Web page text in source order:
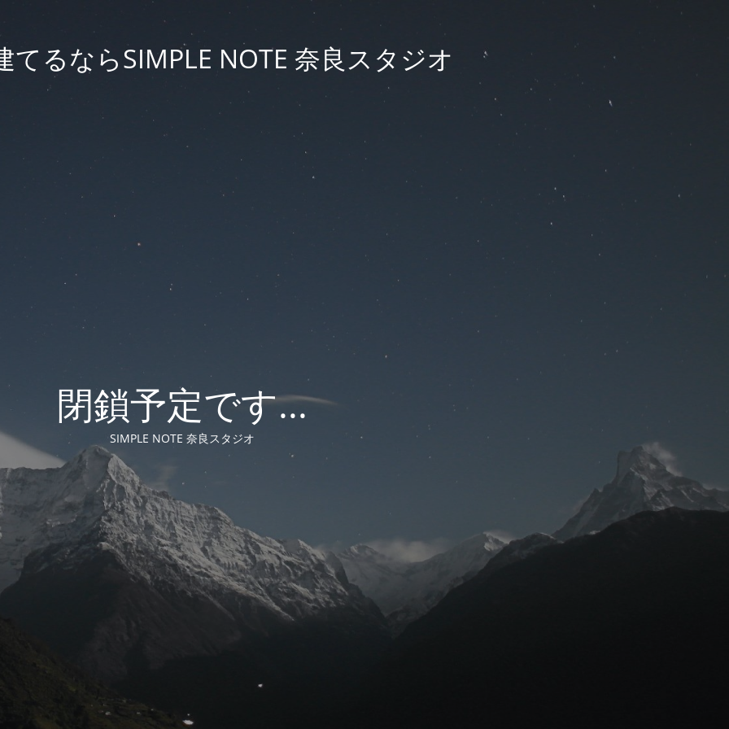
てるならSIMPLE NOTE 奈良スタジオ
閉鎖予定です...
SIMPLE NOTE 奈良スタジオ